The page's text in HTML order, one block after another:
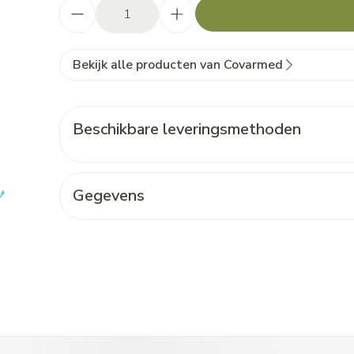
Bekijk alle producten van Covarmed
Beschikbare leveringsmethoden
Gegevens